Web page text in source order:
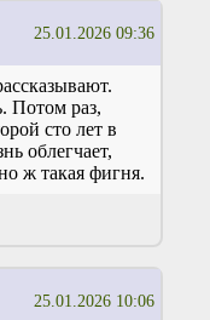
25.01.2026 09:36
Потом раз,
сто лет в
облегчает,
ж такая фигня.
25.01.2026 10:06